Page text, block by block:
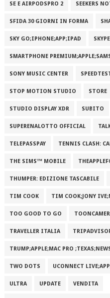
SE E AIRPODSPRO 2 SEEKERS
SFIDA 30 GIORNI IN FORMA
SKY GO;IPHONE;APP;IPAD SKYPE
SMARTPHONE
SONY MUSIC CENTER
STOP MOTION STUDIO STORE
STUDIO DISPLAY XDR SUBITO
SUPERENALOTTO OFFICIAL
TELEPASSPAY TENNIS CLASH:
THE SIMS™ MOBILE
THUMPER: EDIZIONE TASCABILE
TIM COOK TIM COOK;JONY
TOO GOOD TO GO
TRAVELLER ITALIA
TRUMP;APPLE;MAC PRO
TWO DOTS UCONNECT
ULTRA UPDATE VENDITA